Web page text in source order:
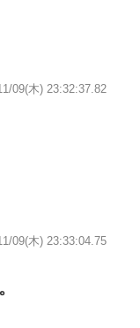
09(木) 23:32:37.82
09(木) 23:33:04.75